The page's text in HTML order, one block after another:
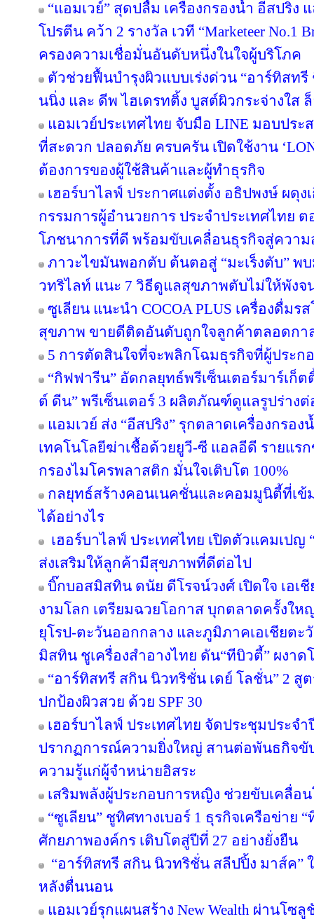
“แอมเวย์” สุดปลื้ม เครื่องกรองน้ำ อีสปริง
โปรตีน คว้า 2 รางวัล เวที “Marketeer No.1
ครองความเชื่อมั่นอันดับหนึ่งในใจผู้บริโภค
ตัวช่วยฟื้นบำรุงผิวแบบเร่งด่วน “อาร์ทิสท
นนิ่ง และ ดีพ ไฮเดรทติ้ง บูสต์ผิวกระจ่างใส
แอมเวย์ประเทศไทย จับมือ LINE มอบปร
ที่สะดวก ปลอดภัย ครบครัน เปิดใช้งาน
ต้องการของผู้ใช้สินค้าและผู้ทำธุรกิจ
เฮอร์บาไลฟ์ ประกาศแต่งตั้ง อธิปพงษ์ ผดุง
กรรมการผู้อำนวยการ ประจำประเทศไทย
โภชนาการที่ดี พร้อมขับเคลื่อนธุรกิจสู่ความ
ภาวะไขมันพอกตับ ต้นตอสู่ “มะเร็งตับ” พ
วทริไลท์ แนะ 7 วิธีดูแลสุขภาพตับไม่ให้พังจ
ซูเลียน แนะนำ COCOA PLUS เครื่องดื่ม
สุขภาพ ขายดีติดอันดับถูกใจลูกค้าตลอดกา
5 การตัดสินใจที่จะพลิกโฉมธุรกิจที่ผู้ประ
“กิฟฟารีน” อัดกลยุทธ์พรีเซ็นเตอร์มาร์เก็
ต์ ดีน” พรีเซ็นเตอร์ 3 ผลิตภัณฑ์ดูแลรูปร่าง
แอมเวย์ ส่ง “อีสปริง” รุกตลาดเครื่องกรอ
เทคโนโลยีฆ่าเชื้อด้วยยูวี-ซี แอลอีดี รายแ
กรองไมโครพลาสติก มั่นใจเติบโต 100%
กลยุทธ์สร้างคอนเนคชั่นและคอมมูนิตี้ที่เข้
ได้อย่างไร
เฮอร์บาไลฟ์ ประเทศไทย เปิดตัวแคมเปญ
ส่งเสริมให้ลูกค้ามีสุขภาพที่ดีต่อไป
บิ๊กบอสมิสทิน ดนัย ดีโรจน์วงศ์ เปิดใจ เอเ
งามโลก เตรียมฉวยโอกาส บุกตลาดครั้งให
ยุโรป-ตะวันออกกลาง และภูมิภาคเอเชียตะ
มิสทิน ชูเครื่องสำอางไทย ดัน“ทีบิวตี้” ผงาด
“อาร์ทิสทรี สกิน นิวทริชั่น เดย์ โลชั่น” 2 สู
ปกป้องผิวสวย ด้วย SPF 30
เฮอร์บาไลฟ์ ประเทศไทย จัดประชุมประจำปี
ปรากฏการณ์ความยิ่งใหญ่ สานต่อพันธกิจขั
ความรู้แก่ผู้จำหน่ายอิสระ
เสริมพลังผู้ประกอบการหญิง ช่วยขับเคลื่อ
“ซูเลียน” ชูทิศทางเบอร์ 1 ธุรกิจเครือข่าย
ศักยภาพองค์กร เติบโตสู่ปีที่ 27 อย่างยั่งยืน
“อาร์ทิสทรี สกิน นิวทริชั่น สลีปปิ้ง มาส์ค”
หลังตื่นนอน
แอมเวย์รุกแผนสร้าง New Wealth ผ่านโ